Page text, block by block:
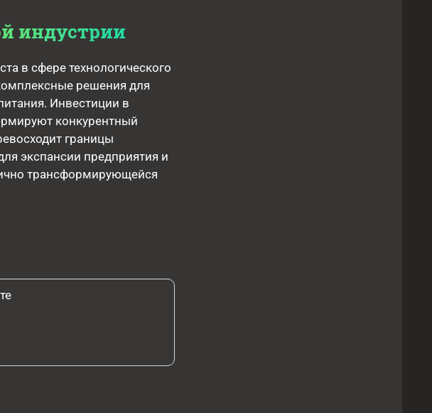
индустрии
в сфере технологического
решения для
Инвестиции в
конкурентный
границы
экспансии предприятия и
трансформирующейся